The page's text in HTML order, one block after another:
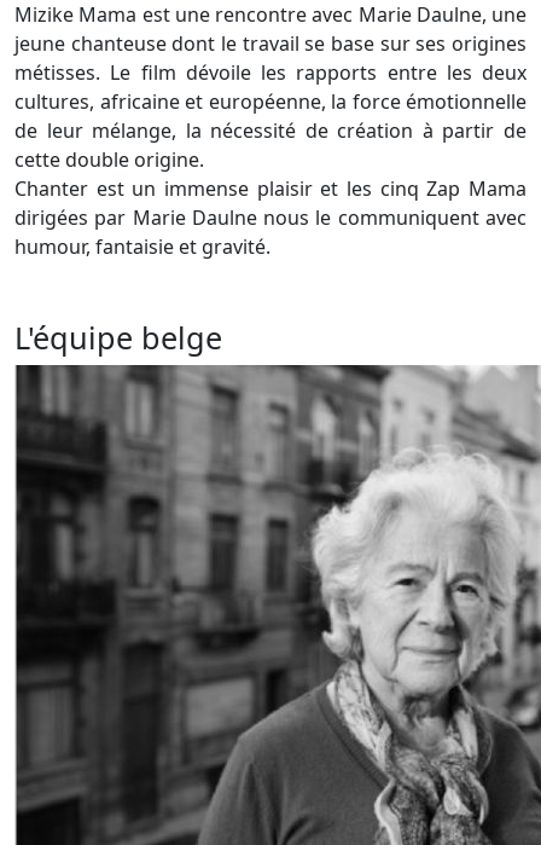
Mizike Mama est une rencontre avec Marie Daulne, une
jeune chanteuse dont le travail se base sur ses origines
métisses. Le film dévoile les rapports entre les deux
cultures, africaine et européenne, la force émotionnelle
de leur mélange, la nécessité de création à partir de
cette double origine.
Chanter est un immense plaisir et les cinq Zap Mama
dirigées par Marie Daulne nous le communiquent avec
humour, fantaisie et gravité.
L'équipe belge